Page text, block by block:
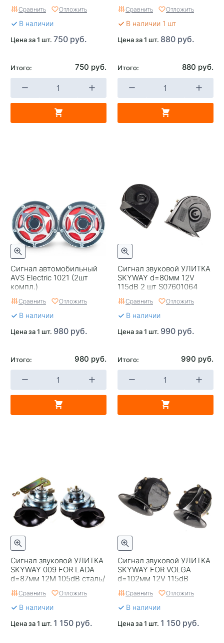
Сравнить Отложить
В наличии
Цена за 1 шт. 750 руб.
Итого: 750 руб.
Сравнить Отложить
В наличии 1 шт
Цена за 1 шт. 880 руб.
Итого: 880 руб.
Сигнал автомобильный
AVS Electric 1021 (2шт
компл.)
Сравнить Отложить
В наличии
Цена за 1 шт. 980 руб.
Итого: 980 руб.
Сигнал звуковой УЛИТКА
SKYWAY d=80мм 12V
115dB 2 шт S07601064
Сравнить Отложить
В наличии
Цена за 1 шт. 990 руб.
Итого: 990 руб.
Сигнал звуковой УЛИТКА
SKYWAY 009 FOR LADA
d=87мм 12М 105dB сталь/
пластик 2 шт
Сравнить Отложить
В наличии
Цена за 1 шт. 1 150 руб.
Сигнал звуковой УЛИТКА
SKYWAY FOR VOLGA
d=102мм 12V 115dB
Черный 2 шт
Сравнить Отложить
В наличии
Цена за 1 шт. 1 150 руб.